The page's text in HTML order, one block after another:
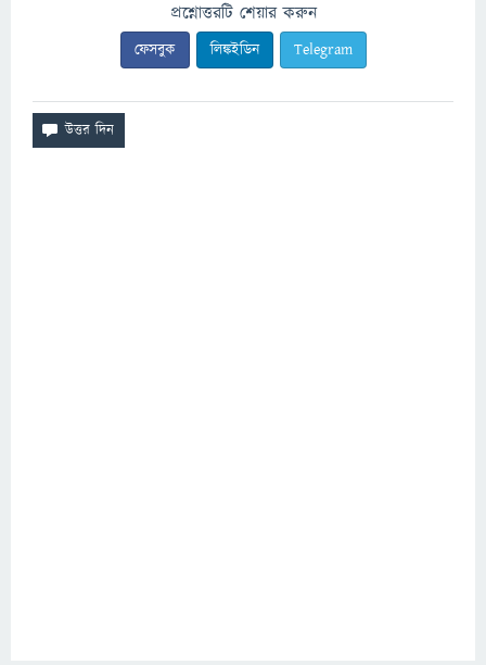
প্রশ্নোত্তরটি শেয়ার করুন
ফেসবুক লিঙ্কইডিন Telegram